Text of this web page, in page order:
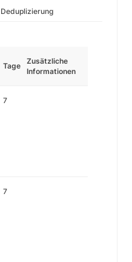
Deduplizierung
Tage
Zusätzliche
Informationen
7
7